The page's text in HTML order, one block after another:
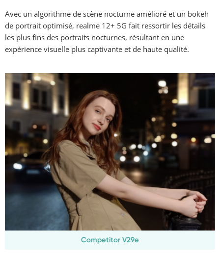
Avec un algorithme de scène nocturne amélioré et un bokeh
de portrait optimisé, realme 12+ 5G fait ressortir les détails
les plus fins des portraits nocturnes, résultant en une
expérience visuelle plus captivante et de haute qualité.
Competitor V29e